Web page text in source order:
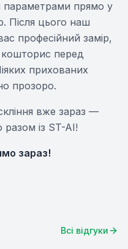
параметрами прямо у
Після цього наш
професійний замір,
кошторис перед
прихованих
прозоро.
вже зараз —
із ST-AI!
зараз!
Всі відгуки